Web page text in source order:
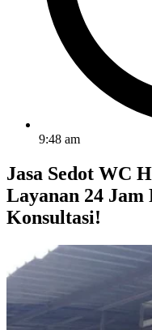
9:48 am
Jasa Sedot WC
Layanan 24 Jam
Konsultasi!